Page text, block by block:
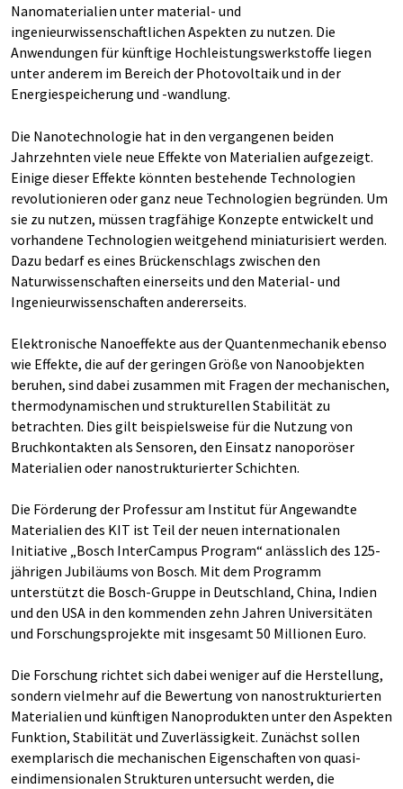
Nanomaterialien unter material- und
ingenieurwissenschaftlichen Aspekten zu nutzen. Die
Anwendungen für künftige Hochleistungswerkstoffe liegen
unter anderem im Bereich der Photovoltaik und in der
Energiespeicherung und -wandlung.
Die Nanotechnologie hat in den vergangenen beiden
Jahrzehnten viele neue Effekte von Materialien aufgezeigt.
Einige dieser Effekte könnten bestehende Technologien
revolutionieren oder ganz neue Technologien begründen. Um
sie zu nutzen, müssen tragfähige Konzepte entwickelt und
vorhandene Technologien weitgehend miniaturisiert werden.
Dazu bedarf es eines Brückenschlags zwischen den
Naturwissenschaften einerseits und den Material- und
Ingenieurwissenschaften andererseits.
Elektronische Nanoeffekte aus der Quantenmechanik ebenso
wie Effekte, die auf der geringen Größe von Nanoobjekten
beruhen, sind dabei zusammen mit Fragen der mechanischen,
thermodynamischen und strukturellen Stabilität zu
betrachten. Dies gilt beispielsweise für die Nutzung von
Bruchkontakten als Sensoren, den Einsatz nanoporöser
Materialien oder nanostrukturierter Schichten.
Die Förderung der Professur am Institut für Angewandte
Materialien des KIT ist Teil der neuen internationalen
Initiative „Bosch InterCampus Program“ anlässlich des 125-
jährigen Jubiläums von Bosch. Mit dem Programm
unterstützt die Bosch-Gruppe in Deutschland, China, Indien
und den USA in den kommenden zehn Jahren Universitäten
und Forschungsprojekte mit insgesamt 50 Millionen Euro.
Die Forschung richtet sich dabei weniger auf die Herstellung,
sondern vielmehr auf die Bewertung von nanostrukturierten
Materialien und künftigen Nanoprodukten unter den Aspekten
Funktion, Stabilität und Zuverlässigkeit. Zunächst sollen
exemplarisch die mechanischen Eigenschaften von quasi-
eindimensionalen Strukturen untersucht werden, die